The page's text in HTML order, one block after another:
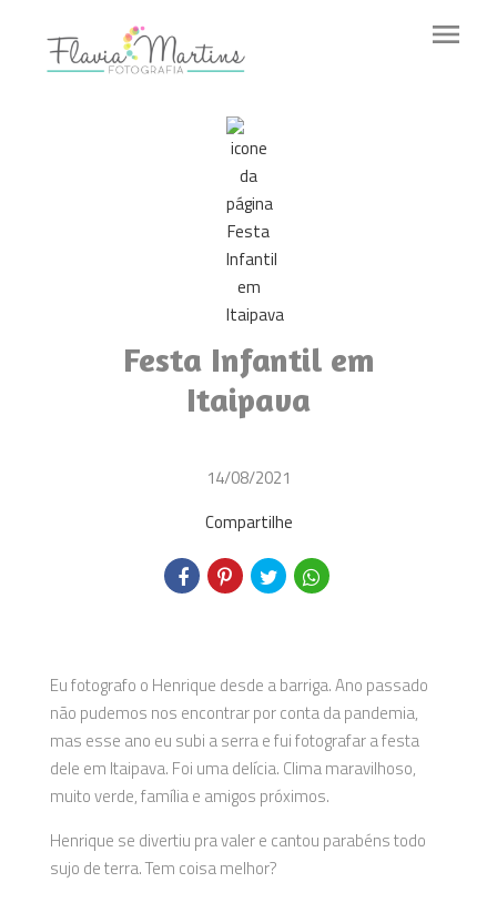
menu
Festa Infantil em
Itaipava
14/08/2021
Compartilhe
Eu fotografo o Henrique desde a barriga. Ano passado
não pudemos nos encontrar por conta da pandemia,
mas esse ano eu subi a serra e fui fotografar a festa
dele em Itaipava. Foi uma delícia. Clima maravilhoso,
muito verde, família e amigos próximos.
Henrique se divertiu pra valer e cantou parabéns todo
sujo de terra. Tem coisa melhor?